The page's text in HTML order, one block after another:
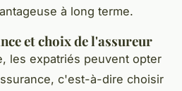
à long terme.
et choix de l'assureur
les expatriés peuvent opter
c'est-à-dire choisir